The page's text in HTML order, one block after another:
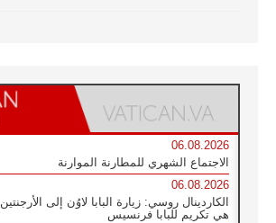
06.08.2026
الاجتماع الشهري للمطارنة الموارنة
06.08.2026
الكاردينال روسي: زيارة البابا لاوُن إلى الأرجنتين
هي تكريم للبابا فرنسيس